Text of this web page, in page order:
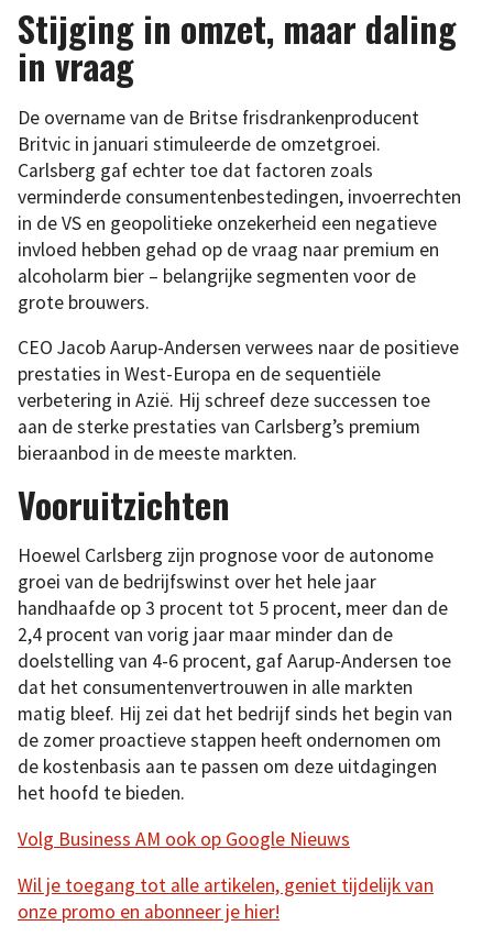
Stijging in omzet, maar daling
in vraag
De overname van de Britse frisdrankenproducent
Britvic in januari stimuleerde de omzetgroei.
Carlsberg gaf echter toe dat factoren zoals
verminderde consumentenbestedingen, invoerrechten
in de VS en geopolitieke onzekerheid een negatieve
invloed hebben gehad op de vraag naar premium en
alcoholarm bier – belangrijke segmenten voor de
grote brouwers.
CEO Jacob Aarup-Andersen verwees naar de positieve
prestaties in West-Europa en de sequentiële
verbetering in Azië. Hij schreef deze successen toe
aan de sterke prestaties van Carlsberg’s premium
bieraanbod in de meeste markten.
Vooruitzichten
Hoewel Carlsberg zijn prognose voor de autonome
groei van de bedrijfswinst over het hele jaar
handhaafde op 3 procent tot 5 procent, meer dan de
2,4 procent van vorig jaar maar minder dan de
doelstelling van 4-6 procent, gaf Aarup-Andersen toe
dat het consumentenvertrouwen in alle markten
matig bleef. Hij zei dat het bedrijf sinds het begin van
de zomer proactieve stappen heeft ondernomen om
de kostenbasis aan te passen om deze uitdagingen
het hoofd te bieden.
Volg Business AM ook op Google Nieuws
Wil je toegang tot alle artikelen, geniet tijdelijk van
onze promo en abonneer je hier!